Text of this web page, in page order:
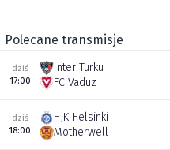
Polecane transmisje
dziś
17:00
Inter Turku
FC Vaduz
dziś
18:00
HJK Helsinki
Motherwell